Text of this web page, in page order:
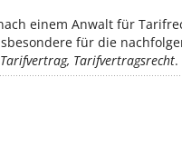
einem Anwalt für
für die
Tarifvertragsrecht.